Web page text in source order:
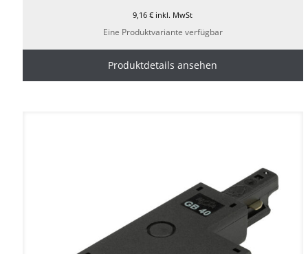
9,16€ inkl. MwSt
Eine Produktvariante verfügbar
Produktdetails ansehen